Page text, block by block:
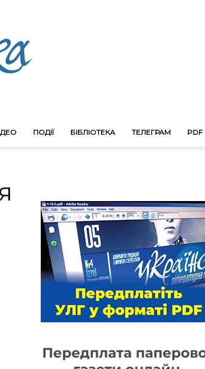
ПОДІЇ БІБЛІОТЕКА ТЕЛЕГРАМ PDF